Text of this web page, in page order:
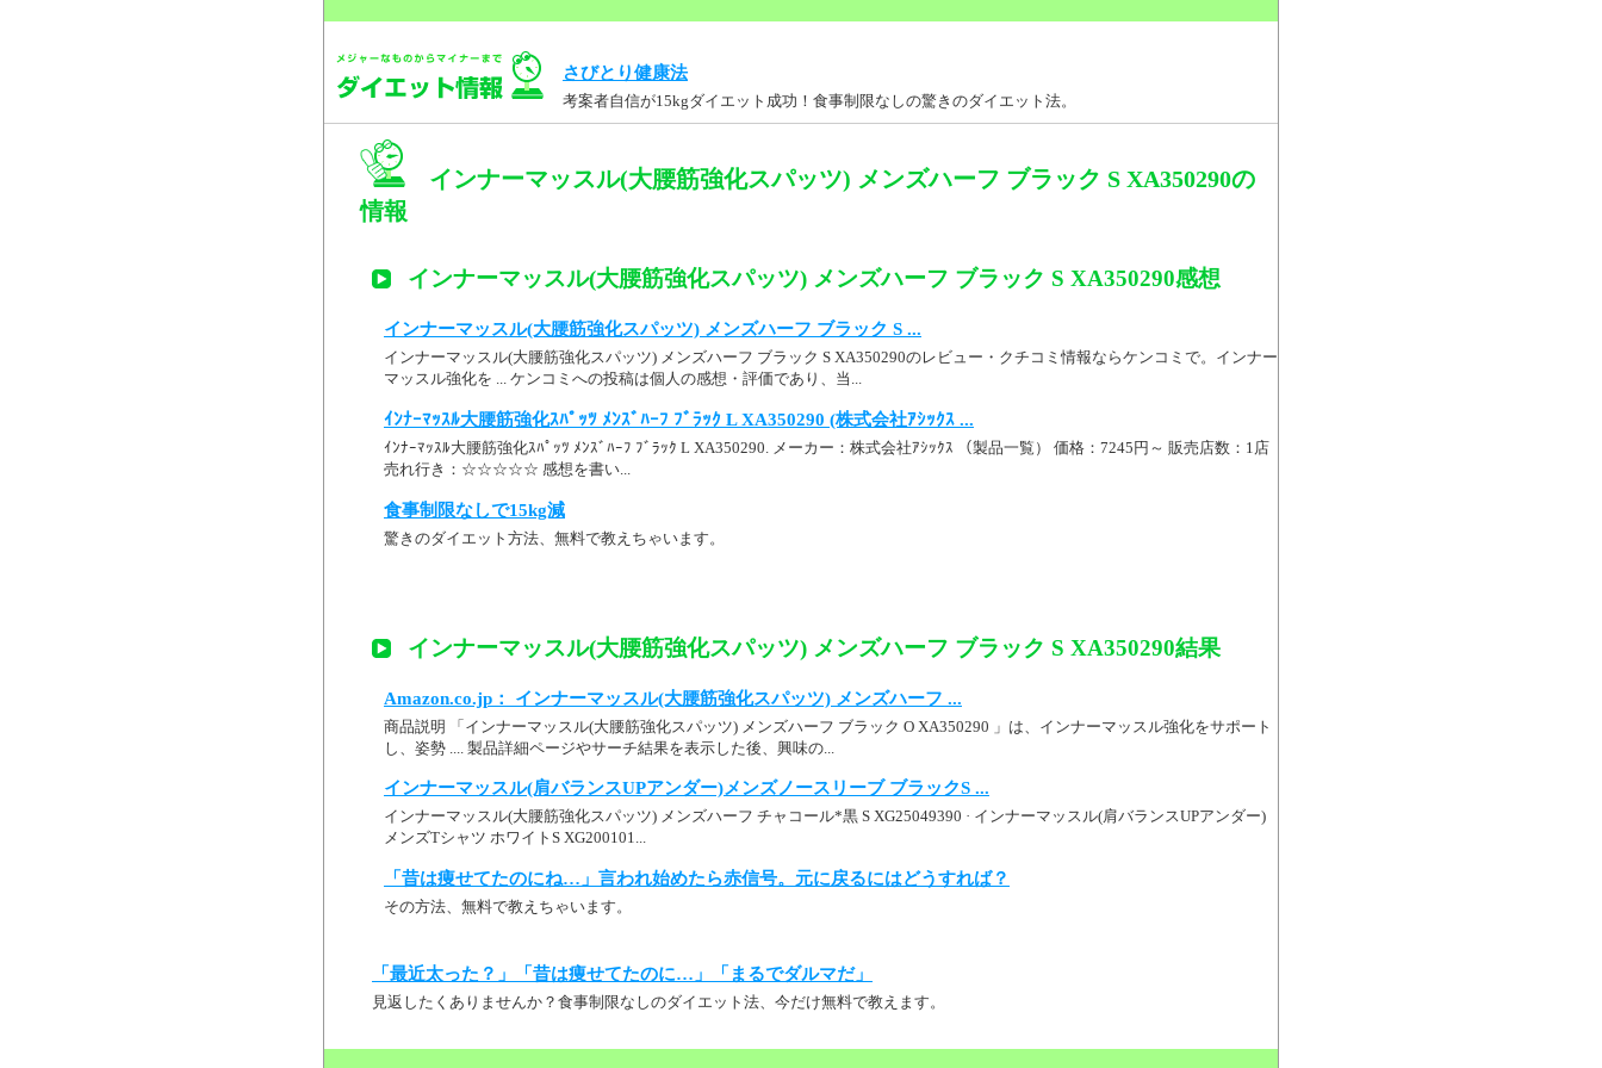
さびとり健康法
考案者自信が15kgダイエット成功！食事制限なしの驚きのダイエット法。
インナーマッスル(大腰筋強化スパッツ) メンズハーフ ブラック S XA350290の
情報
インナーマッスル(大腰筋強化スパッツ) メンズハーフ ブラック S XA350290感想
インナーマッスル(大腰筋強化スパッツ) メンズハーフ ブラック S ...
インナーマッスル(大腰筋強化スパッツ) メンズハーフ ブラック S XA350290のレビュー・クチコミ情報ならケンコミで。インナー
マッスル強化を ... ケンコミへの投稿は個人の感想・評価であり、当...
ｲﾝﾅｰﾏｯｽﾙ大腰筋強化ｽﾊﾟｯﾂ ﾒﾝｽﾞﾊｰﾌ ﾌﾞﾗｯｸ L XA350290 (株式会社ｱｼｯｸｽ ...
ｲﾝﾅｰﾏｯｽﾙ大腰筋強化ｽﾊﾟｯﾂ ﾒﾝｽﾞﾊｰﾌ ﾌﾞﾗｯｸ L XA350290. メーカー：株式会社ｱｼｯｸｽ （製品一覧） 価格：7245円～ 販売店数：1店
売れ行き：☆☆☆☆☆ 感想を書い...
食事制限なしで15kg減
驚きのダイエット方法、無料で教えちゃいます。
インナーマッスル(大腰筋強化スパッツ) メンズハーフ ブラック S XA350290結果
Amazon.co.jp： インナーマッスル(大腰筋強化スパッツ) メンズハーフ ...
商品説明 「インナーマッスル(大腰筋強化スパッツ) メンズハーフ ブラック O XA350290 」は、インナーマッスル強化をサポート
し、姿勢 .... 製品詳細ページやサーチ結果を表示した後、興味の...
インナーマッスル(肩バランスUPアンダー)メンズノースリーブ ブラックS ...
インナーマッスル(大腰筋強化スパッツ) メンズハーフ チャコール*黒 S XG25049390 · インナーマッスル(肩バランスUPアンダー)
メンズTシャツ ホワイトS XG200101...
「昔は痩せてたのにね…」言われ始めたら赤信号。元に戻るにはどうすれば？
その方法、無料で教えちゃいます。
「最近太った？」「昔は痩せてたのに…」「まるでダルマだ」
見返したくありませんか？食事制限なしのダイエット法、今だけ無料で教えます。